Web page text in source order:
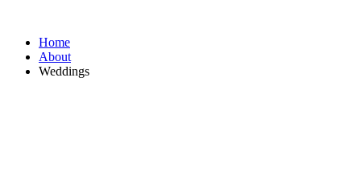
Home
About
Weddings